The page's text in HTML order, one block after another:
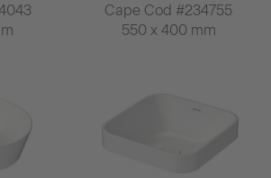
Cape Cod #234755
550 x 400 mm